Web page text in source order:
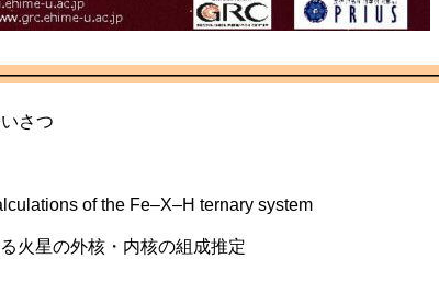
さつ
of the Fe–X–H ternary system
火星の外核・内核の組成推定